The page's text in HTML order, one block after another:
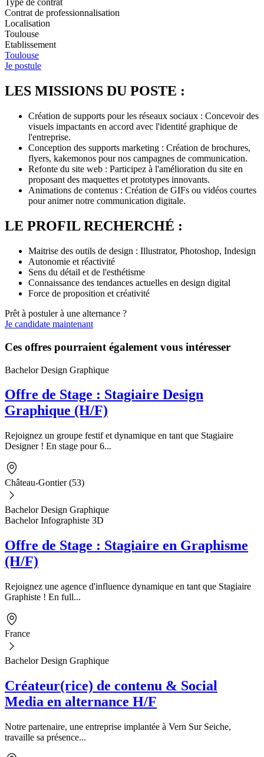
Type de contrat
Contrat de professionnalisation
Localisation
Toulouse
Etablissement
Toulouse
Je postule
LES MISSIONS DU POSTE :
Création de supports pour les réseaux sociaux : Concevoir des
visuels impactants en accord avec l'identité graphique de
l'entreprise.
Conception des supports marketing : Création de brochures,
flyers, kakemonos pour nos campagnes de communication.
Refonte du site web : Participez à l'amélioration du site en
proposant des maquettes et prototypes innovants.
Animations de contenus : Création de GIFs ou vidéos courtes
pour animer notre communication digitale.
LE PROFIL RECHERCHÉ :
Maitrise des outils de design : Illustrator, Photoshop, Indesign
Autonomie et réactivité
Sens du détail et de l'esthétisme
Connaissance des tendances actuelles en design digital
Force de proposition et créativité
Prêt à postuler à une alternance ?
Je candidate maintenant
Ces offres pourraient également vous intéresser
Bachelor Design Graphique
Offre de Stage : Stagiaire Design
Graphique (H/F)
Rejoignez un groupe festif et dynamique en tant que Stagiaire
Designer ! En stage pour 6...
Château-Gontier (53)
Bachelor Design Graphique
Bachelor Infographiste 3D
Offre de Stage : Stagiaire en Graphisme
(H/F)
Rejoignez une agence d'influence dynamique en tant que Stagiaire
Graphiste ! En full...
France
Bachelor Design Graphique
Créateur(rice) de contenu & Social
Media en alternance H/F
Notre partenaire, une entreprise implantée à Vern Sur Seiche,
travaille sa présence...